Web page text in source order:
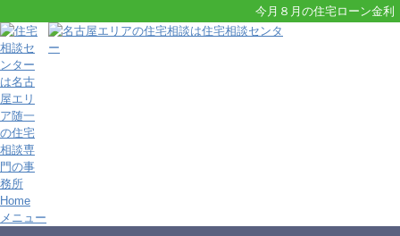
今月８月の住宅ローン金利
Home
メニュー